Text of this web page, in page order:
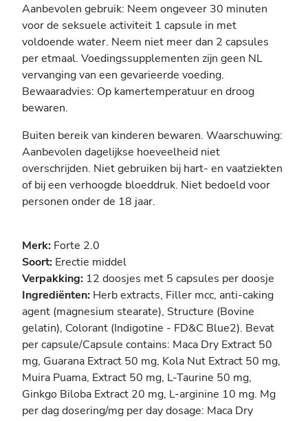
Aanbevolen gebruik: Neem ongeveer 30 minuten
voor de seksuele activiteit 1 capsule in met
voldoende water. Neem niet meer dan 2 capsules
per etmaal. Voedingssupplementen zijn geen NL
vervanging van een gevarieerde voeding.
Bewaaradvies: Op kamertemperatuur en droog
bewaren.
Buiten bereik van kinderen bewaren. Waarschuwing:
Aanbevolen dagelijkse hoeveelheid niet
overschrijden. Niet gebruiken bij hart- en vaatziekten
of bij een verhoogde bloeddruk. Niet bedoeld voor
personen onder de 18 jaar.
Merk: Forte 2.0
Soort: Erectie middel
Verpakking: 12 doosjes met 5 capsules per doosje
Ingrediënten: Herb extracts, Filler mcc, anti-caking
agent (magnesium stearate), Structure (Bovine
gelatin), Colorant (Indigotine - FD&C Blue2). Bevat
per capsule/Capsule contains: Maca Dry Extract 50
mg, Guarana Extract 50 mg, Kola Nut Extract 50 mg,
Muira Puama, Extract 50 mg, L-Taurine 50 mg,
Ginkgo Biloba Extract 20 mg, L-arginine 10 mg. Mg
per dag dosering/mg per day dosage: Maca Dry